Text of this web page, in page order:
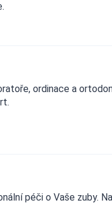
ordinace a
péči o Vaše zuby.